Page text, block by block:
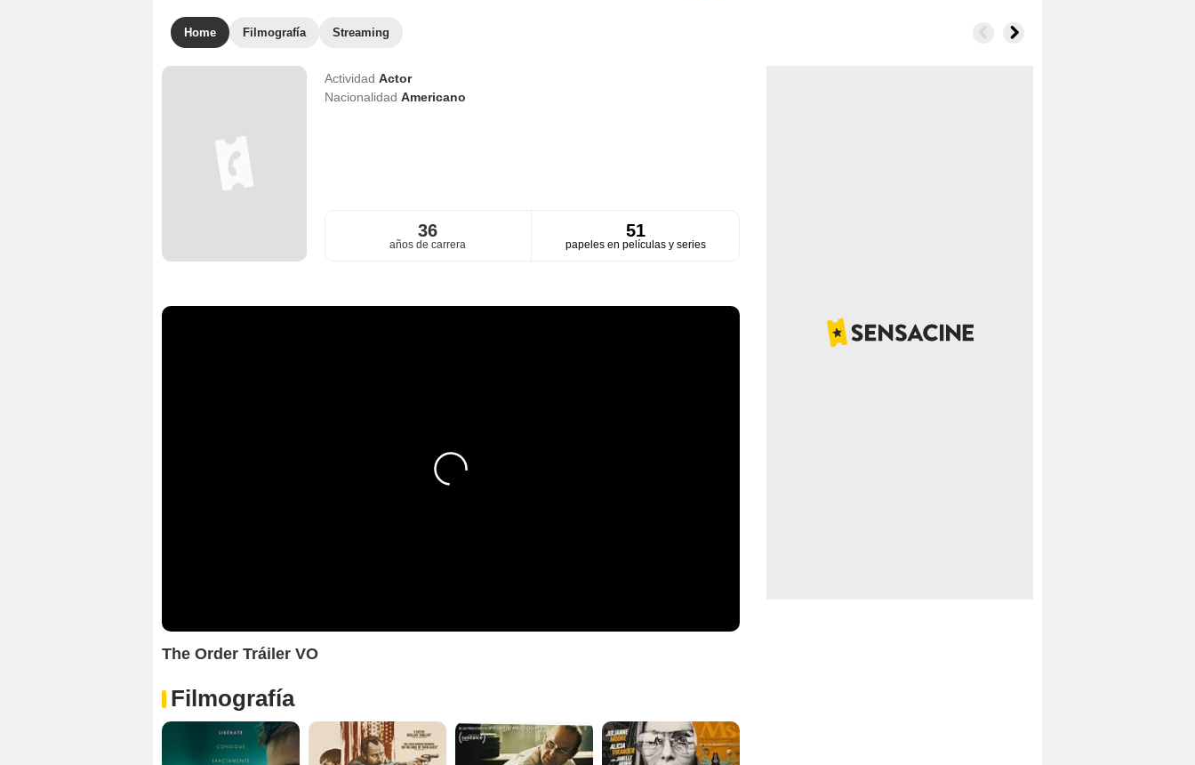
Home Filmografía Streaming
Actividad Actor
Nacionalidad Americano
36
años de carrera
51
papeles en películas y series
The Order Tráiler VO
Filmografía